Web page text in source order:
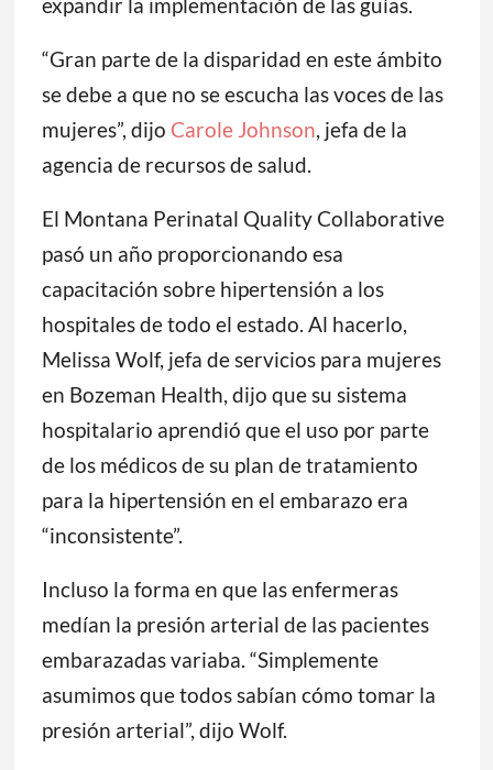
“Gran parte de la disparidad en este ámbito
se debe a que no se escucha las voces de las
mujeres”, dijo Carole Johnson, jefa de la
agencia de recursos de salud.
El Montana Perinatal Quality Collaborative
pasó un año proporcionando esa
capacitación sobre hipertensión a los
hospitales de todo el estado. Al hacerlo,
Melissa Wolf, jefa de servicios para mujeres
en Bozeman Health, dijo que su sistema
hospitalario aprendió que el uso por parte
de los médicos de su plan de tratamiento
para la hipertensión en el embarazo era
“inconsistente”.
Incluso la forma en que las enfermeras
medían la presión arterial de las pacientes
embarazadas variaba. “Simplemente
asumimos que todos sabían cómo tomar la
presión arterial”, dijo Wolf.